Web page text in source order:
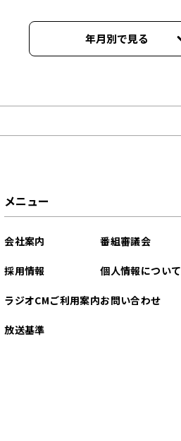
年月別で見る
メニュー
会社案内
採用情報
ラジオCMご利用案内
放送基準
番組審議会
個人情報について
お問い合わせ